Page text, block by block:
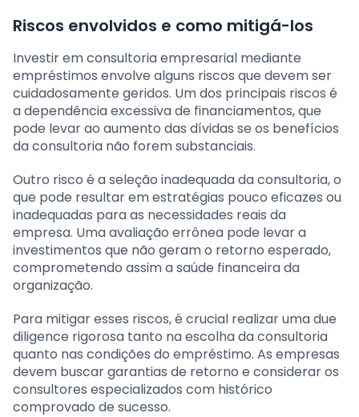
Riscos envolvidos e como mitigá-los
Investir em consultoria empresarial mediante
empréstimos envolve alguns riscos que devem ser
cuidadosamente geridos. Um dos principais riscos é
a dependência excessiva de financiamentos, que
pode levar ao aumento das dívidas se os benefícios
da consultoria não forem substanciais.
Outro risco é a seleção inadequada da consultoria, o
que pode resultar em estratégias pouco eficazes ou
inadequadas para as necessidades reais da
empresa. Uma avaliação errônea pode levar a
investimentos que não geram o retorno esperado,
comprometendo assim a saúde financeira da
organização.
Para mitigar esses riscos, é crucial realizar uma due
diligence rigorosa tanto na escolha da consultoria
quanto nas condições do empréstimo. As empresas
devem buscar garantias de retorno e considerar os
consultores especializados com histórico
comprovado de sucesso.